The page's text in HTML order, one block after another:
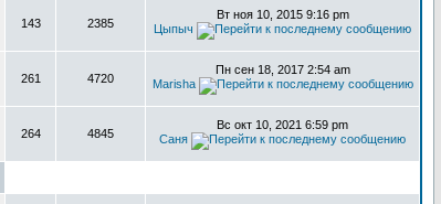
143 2385
Вт ноя 10, 2015 9:16 pm
Цыпыч
261 4720
Пн сен 18, 2017 2:54 am
Marisha
264 4845
Вс окт 10, 2021 6:59 pm
Саня